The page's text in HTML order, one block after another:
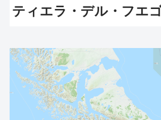
ティエラ・デル・フエ